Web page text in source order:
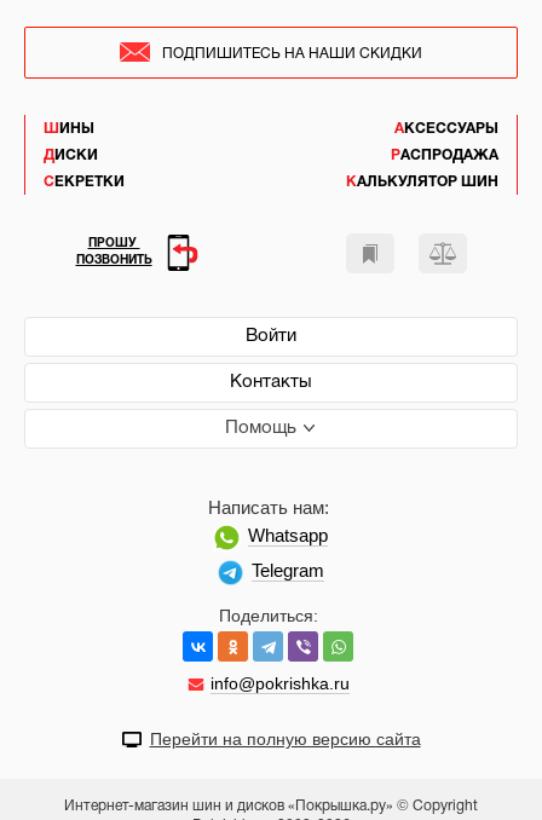
ШИНЫ
ДИСКИ
СЕКРЕТКИ
АКСЕССУАРЫ
РАСПРОДАЖА
КАЛЬКУЛЯТОР ШИН
Войти
Контакты
Помощь
Поделиться:
info@pokrishka.ru
Написать нам:
Whatsapp
Telegram
ПОДПИШИТЕСЬ НА НАШИ СКИДКИ
ПРОШУ
ПОЗВОНИТЬ
Перейти на полную версию сайта
Интернет-магазин шин и дисков «Покрышка.ру» © Copyright